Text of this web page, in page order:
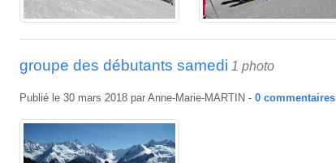
groupe des débutants samedi 1 photo
Publié le 30 mars 2018 par Anne-Marie-MARTIN - 0 commentaires